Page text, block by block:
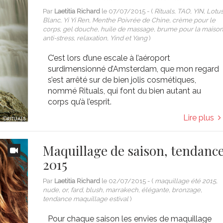
Par Laetitia Richard le 07/07/2015 - ( Rituals, TAO, YIN,
Blanc, Yi Yi Ren, Menthe Poivrée de Chine, crème pour le
corps, gel douche, huile de massage, brume pour la
anti-stress, relaxation, Yind et Yang)
C’est lors d’une escale à l’aéroport
surdimensionné d’Amsterdam, que mon regard
s’est arrêté sur de bien jolis cosmétiques,
nommé Rituals, qui font du bien autant au
corps qu’à l’esprit.
Lire plus
Maquillage de saison,
2015
Par Laetitia Richard le 02/07/2015 - ( maquillage été 2015,
nude, or, fard, blush, marrakech, élégante, bronzage,
tendance maquillage estival )
Pour chaque saison les envies de maquillage